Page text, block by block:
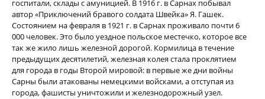
госпитали, склады с амуницией. В 1916 г. в Сарнах побывал
автор «Приключений бравого солдата Швейка» Я. Гашек.
Состоянием на февраля в 1921 г. в Сарнах проживало почти 6
000 человек. Это было уездное польское местечко, которое все
так же жило лишь железной дорогой. Кормилица в течение
предыдущих десятилетий, железная колея стала проклятием
для города в годы Второй мировой: в первые же дни войны
Сарны были атакованы немецкими войсками, а отступая из
города, фашисты уничтожили и железнодорожный узел.